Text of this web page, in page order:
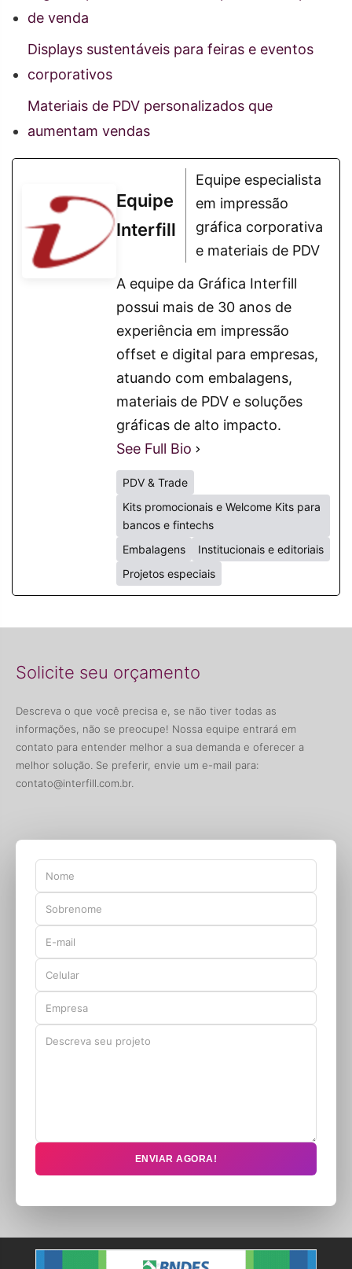
de venda
Displays sustentáveis para feiras e eventos
corporativos
Materiais de PDV personalizados que
aumentam vendas
Equipe
Interfill
Equipe especialista
em impressão
gráfica corporativa
e materiais de PDV
A equipe da Gráfica Interfill
possui mais de 30 anos de
experiência em impressão
offset e digital para empresas,
atuando com embalagens,
materiais de PDV e soluções
gráficas de alto impacto.
See Full Bio
PDV & Trade
Kits promocionais e Welcome Kits para
bancos e fintechs
Embalagens
Institucionais e editoriais
Projetos especiais
Solicite seu orçamento
Descreva o que você precisa e, se não tiver todas as
informações, não se preocupe! Nossa equipe entrará em
contato para entender melhor a sua demanda e oferecer a
melhor solução. Se preferir, envie um e-mail para:
contato@interfill.com.br.
ENVIAR AGORA!